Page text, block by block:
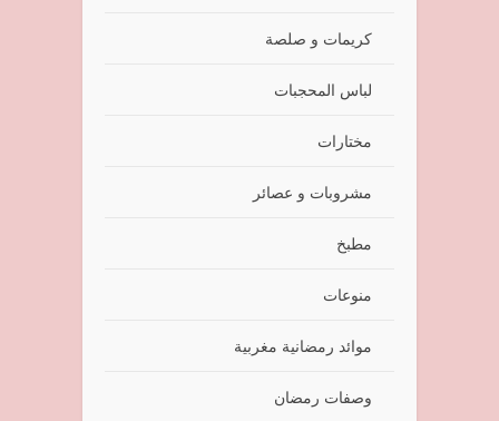
كريمات و صلصة
لباس المحجبات
مختارات
مشروبات و عصائر
مطبخ
منوعات
موائد رمضانية مغربية
وصفات رمضان